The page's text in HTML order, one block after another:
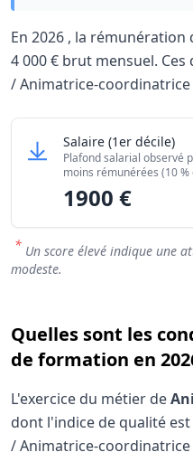
En 2026 , la rémunération
4 000 € brut mensuel.
/ Animatrice-
Grille salariale
Niveau de
Salaire minimum (10% les
Salaire maximum (10%
Salaire Animateur-
(1er décile)
Plafond salarial observé
moins rémunérées (10 %
1900 €
* Un score élevé indique une
modeste.
Quelles sont les
de formation en
L'exercice du métier de
dont l'indice de qualité est
/ Animatrice-